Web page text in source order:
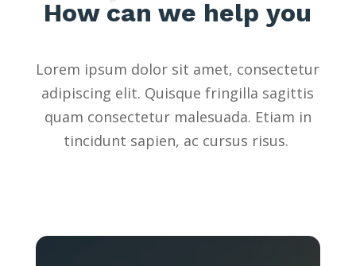
How can we help you
Lorem ipsum dolor sit amet, consectetur
adipiscing elit. Quisque fringilla sagittis
quam consectetur malesuada. Etiam in
tincidunt sapien, ac cursus risus.